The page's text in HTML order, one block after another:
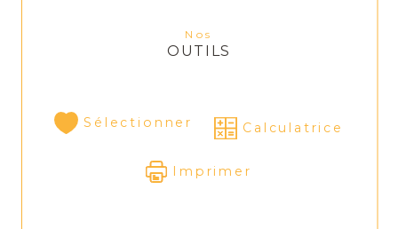
Nos
OUTILS
Sélectionner Calculatrice
Imprimer